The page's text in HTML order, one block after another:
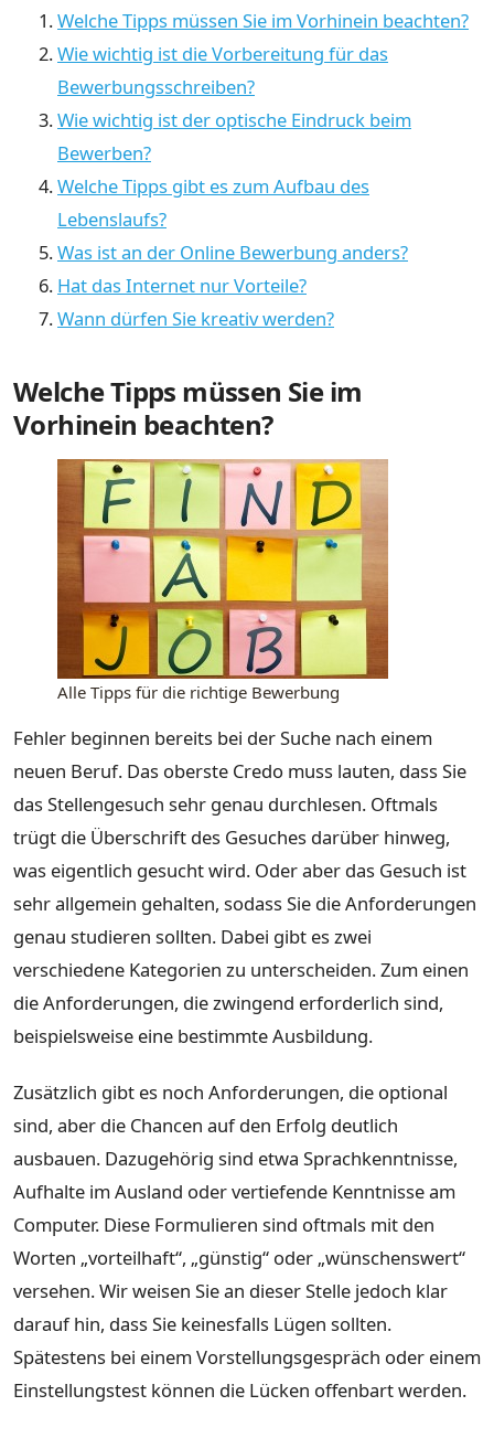
Welche Tipps müssen Sie im Vorhinein beachten?
Wie wichtig ist die Vorbereitung für das
Bewerbungsschreiben?
Wie wichtig ist der optische Eindruck beim
Bewerben?
Welche Tipps gibt es zum Aufbau des
Lebenslaufs?
Was ist an der Online Bewerbung anders?
Hat das Internet nur Vorteile?
Wann dürfen Sie kreativ werden?
Welche Tipps müssen Sie im
Vorhinein beachten?
Alle Tipps für die richtige Bewerbung
Fehler beginnen bereits bei der Suche nach einem
neuen Beruf. Das oberste Credo muss lauten, dass Sie
das Stellengesuch sehr genau durchlesen. Oftmals
trügt die Überschrift des Gesuches darüber hinweg,
was eigentlich gesucht wird. Oder aber das Gesuch ist
sehr allgemein gehalten, sodass Sie die Anforderungen
genau studieren sollten. Dabei gibt es zwei
verschiedene Kategorien zu unterscheiden. Zum einen
die Anforderungen, die zwingend erforderlich sind,
beispielsweise eine bestimmte Ausbildung.
Zusätzlich gibt es noch Anforderungen, die optional
sind, aber die Chancen auf den Erfolg deutlich
ausbauen. Dazugehörig sind etwa Sprachkenntnisse,
Aufhalte im Ausland oder vertiefende Kenntnisse am
Computer. Diese Formulieren sind oftmals mit den
Worten „vorteilhaft“, „günstig“ oder „wünschenswert“
versehen. Wir weisen Sie an dieser Stelle jedoch klar
darauf hin, dass Sie keinesfalls Lügen sollten.
Spätestens bei einem Vorstellungsgespräch oder einem
Einstellungstest können die Lücken offenbart werden.